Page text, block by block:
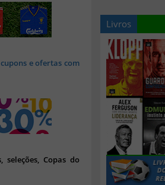
cupons e ofertas com
seleções, Copas do
Livros